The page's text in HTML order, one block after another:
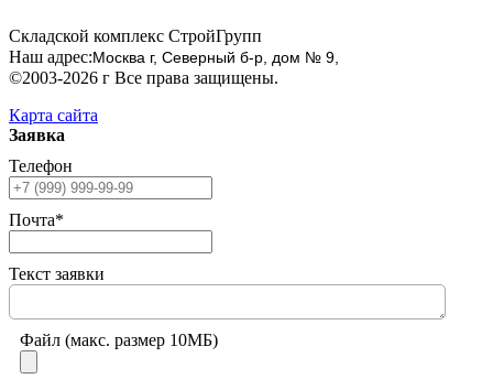
Складской комплекс СтройГрупп
Наш адрес:Москва г, Северный б-р, дом № 9,
©2003-2026 г Все права защищены.
Карта сайта
Заявка
Телефон
Почта*
Текст заявки
Файл (макс. размер 10МБ)